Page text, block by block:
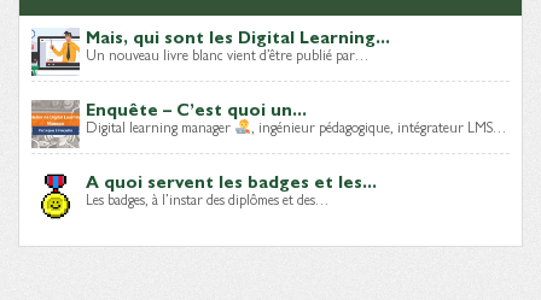
Mais, qui sont les Digital Learning...
Un nouveau livre blanc vient d’être publié par…
Enquête – C’est quoi un...
Digital learning manager , ingénieur pédagogique, intégrateur LMS…
A quoi servent les badges et les...
Les badges, à l’instar des diplômes et des…